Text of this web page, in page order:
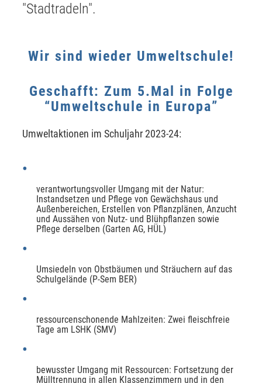
"Stadtradeln".
Wir sind wieder Umweltschule!
Geschafft: Zum 5.Mal in Folge
“Umweltschule in Europa”
Umweltaktionen im Schuljahr 2023-24:
verantwortungsvoller Umgang mit der Natur:
Instandsetzen und Pflege von Gewächshaus und
Außenbereichen, Erstellen von Pflanzplänen, Anzucht
und Aussähen von Nutz- und Blühpflanzen sowie
Pflege derselben (Garten AG, HÜL)
Umsiedeln von Obstbäumen und Sträuchern auf das
Schulgelände (P-Sem BER)
ressourcenschonende Mahlzeiten: Zwei fleischfreie
Tage am LSHK (SMV)
bewusster Umgang mit Ressourcen: Fortsetzung der
Mülltrennung in allen Klassenzimmern und in den